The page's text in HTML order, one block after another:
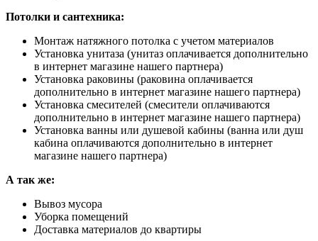
Потолки и сантехника:
Монтаж натяжного потолка с учетом материалов
Установка унитаза (унитаз оплачивается дополнительно
в интернет магазине нашего партнера)
Установка раковины (раковина оплачивается
дополнительно в интернет магазине нашего партнера)
Установка смесителей (смесители оплачиваются
дополнительно в интернет магазине нашего партнера)
Установка ванны или душевой кабины (ванна или душ
кабина оплачиваются дополнительно в интернет
магазине нашего партнера)
А так же:
Вывоз мусора
Уборка помещений
Доставка материалов до квартиры